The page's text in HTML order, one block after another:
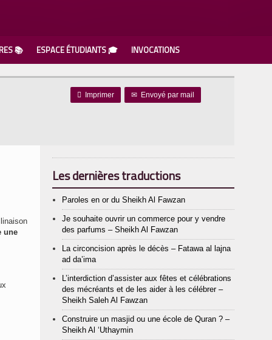
📚 ESPACE ÉTUDIANTS 🎓 INVOCATIONS
 Imprimer ✉ Envoyé par mail
une
Les dernières traductions
Paroles en or du Sheikh Al Fawzan
Je souhaite ouvrir un commerce pour y vendre
des parfums – Sheikh Al Fawzan
La circoncision après le décès – Fatawa al lajna
ad da’ima
L’interdiction d’assister aux fêtes et célébrations
des mécréants et de les aider à les célébrer –
Sheikh Saleh Al Fawzan
Construire un masjid ou une école de Quran ? –
Sheikh Al ‘Uthaymin